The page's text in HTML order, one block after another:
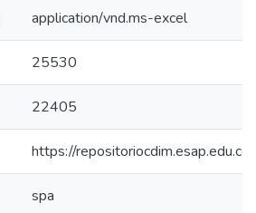
application/vnd.ms-excel
25530
22405
https://
spa